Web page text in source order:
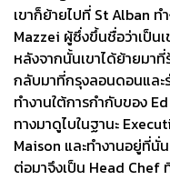
เขาก็ย้ายไปที่ St Alban
Mazzei ผู้ซึ่งขึ้นชื่อว่าเป็
หลังจากนั้นเขาได้ย้ายมา
กลับมาที่กรุงลอนดอนและ
ทำงานใต้การกำกับของ
ทางมาดูไบในฐานะ
Maison และทำงานอยู่ที่นั่
ต่อมาจึงเป็น Head Chef